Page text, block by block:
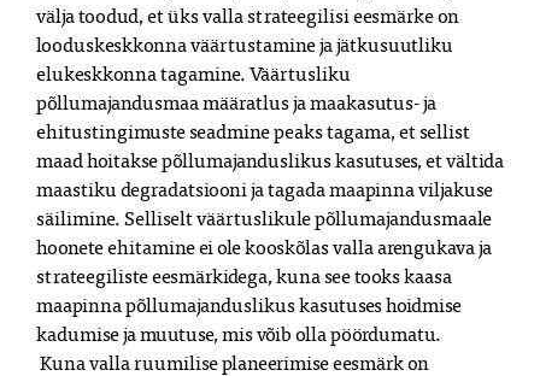
välja toodud, et üks valla strateegilisi eesmärke on
looduskeskkonna väärtustamine ja jätkusuutliku
elukeskkonna tagamine. Väärtusliku
põllumajandusmaa määratlus ja maakasutus- ja
ehitustingimuste seadmine peaks tagama, et sellist
maad hoitakse põllumajanduslikus kasutuses, et vältida
maastiku degradatsiooni ja tagada maapinna viljakuse
säilimine. Selliselt väärtuslikule põllumajandusmaale
hoonete ehitamine ei ole kooskõlas valla arengukava ja
strateegiliste eesmärkidega, kuna see tooks kaasa
maapinna põllumajanduslikus kasutuses hoidmise
kadumise ja muutuse, mis võib olla pöördumatu.